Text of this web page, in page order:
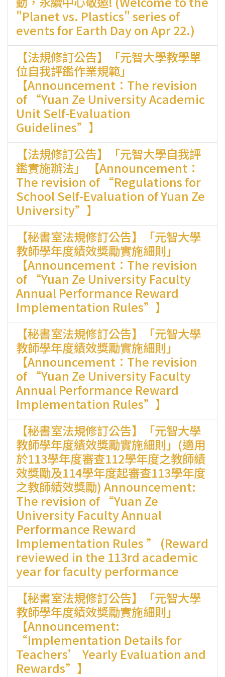
"Planet vs. Plastics" series of
events for Earth Day on Apr 22.)
【法規修訂公告】「元智大學教學單
位自我評鑑作業規範」
【Announcement：The revision
of “Yuan Ze University Academic
Unit Self-Evaluation
Guidelines”】
【法規修訂公告】「元智大學自我評
鑑實施辦法」 【Announcement：
The revision of “Regulations for
School Self-Evaluation of Yuan Ze
University”】
【秘書室法規修訂公告】「元智大學
教師學年度績效獎勵實施細則」
【Announcement：The revision
of “Yuan Ze University Faculty
Annual Performance Reward
Implementation Rules”】
【秘書室法規修訂公告】「元智大學
教師學年度績效獎勵實施細則」
【Announcement：The revision
of “Yuan Ze University Faculty
Annual Performance Reward
Implementation Rules”】
【秘書室法規修訂公告】「元智大學
教師學年度績效獎勵實施細則」(適用
於113學年度審查112學年度之教師績
效獎勵及114學年度起審查113學年度
之教師績效獎勵) Announcement:
The revision of “Yuan Ze
University Faculty Annual
Performance Reward
Implementation Rules ” (Reward
reviewed in the 113rd academic
year for faculty performance
【秘書室法規修訂公告】「元智大學
教師學年度績效獎勵實施細則」
【Announcement:
“Implementation Details for
Teachers’ Yearly Evaluation and
Rewards”】